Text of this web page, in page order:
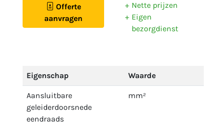
Offerte
aanvragen
Nette prijzen
Eigen
bezorgdienst
Eigenschap Waarde
Aansluitbare
geleiderdoorsnede
eendraads
mm²